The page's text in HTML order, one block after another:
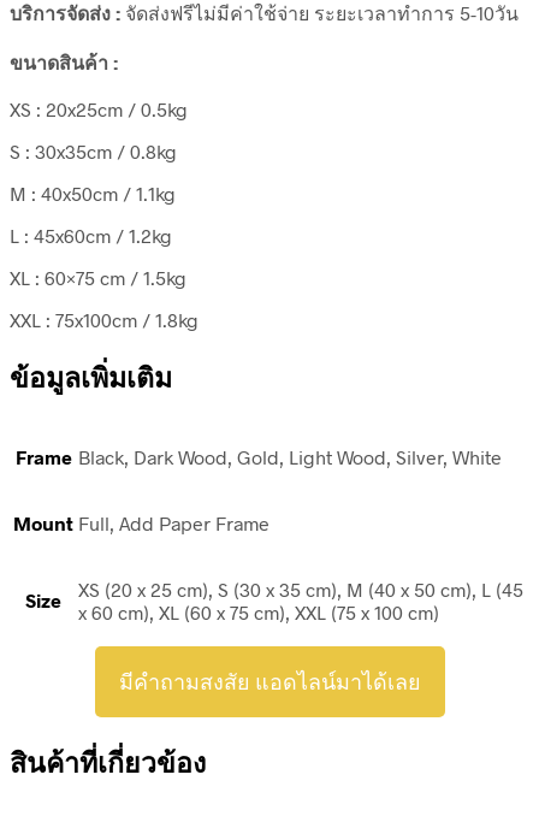
บริการจัดส่ง : จัดส่งฟรีไม่มีค่าใช้จ่าย ระยะเวลาทำการ 5-10วัน
ขนาดสินค้า :
XS : 20x25cm / 0.5kg
S : 30x35cm / 0.8kg
M : 40x50cm / 1.1kg
L : 45x60cm / 1.2kg
XL : 60×75 cm / 1.5kg
XXL : 75x100cm / 1.8kg
ข้อมูลเพิ่มเติม
Frame Black, Dark Wood, Gold, Light Wood, Silver, White
Mount Full, Add Paper Frame
Size
XS (20 x 25 cm), S (30 x 35 cm), M (40 x 50 cm), L (45
x 60 cm), XL (60 x 75 cm), XXL (75 x 100 cm)
มีคำถามสงสัย แอดไลน์มาได้เลย
สินค้าที่เกี่ยวข้อง